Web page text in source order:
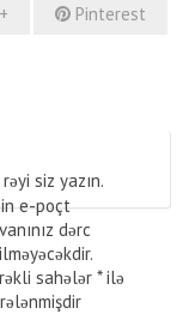
Pinterest
siz yazın.
e-poçt
dərc
sahələr *ilə